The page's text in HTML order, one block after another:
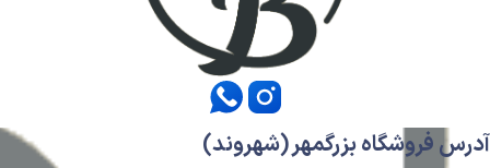
آدرس فروشگاه بزرگمهر (شهروند)